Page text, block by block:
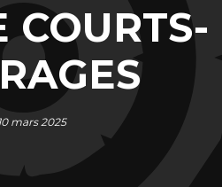
COURTS-
mars 2025